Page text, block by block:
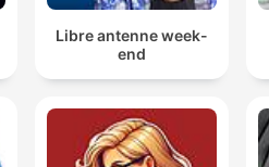
Libre antenne week-
end